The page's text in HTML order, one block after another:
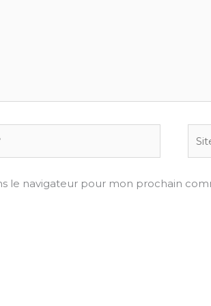
le navigateur pour mon prochain